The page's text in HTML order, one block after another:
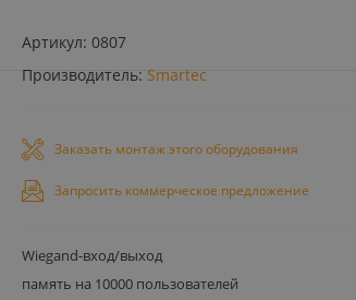
Артикул: 0807
Производитель: Smartec
Заказать монтаж этого оборудования
Запросить коммерческое предложение
Wiegand-вход/выход
память на 10000 пользователей